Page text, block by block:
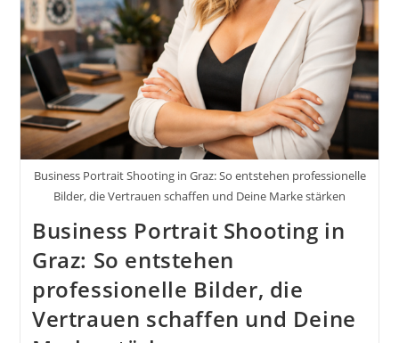
Business Portrait Shooting in Graz: So entstehen professionelle
Bilder, die Vertrauen schaffen und Deine Marke stärken
Business Portrait Shooting in
Graz: So entstehen
professionelle Bilder, die
Vertrauen schaffen und Deine